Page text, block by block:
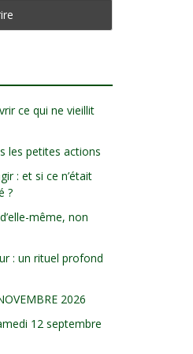
ce qui ne vieillit
les petites actions
: et si ce n’était
?
même, non
: un rituel profond
2026
12 septembre